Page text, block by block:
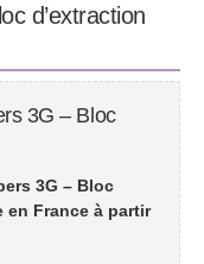
d’extraction
3G – Bloc
3G – Bloc
France à partir